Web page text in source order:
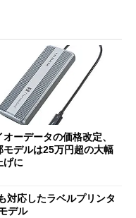
オーデータの価格改定、
モデルは25万円超の大幅
げに
対応したラベルプリンタ
デル